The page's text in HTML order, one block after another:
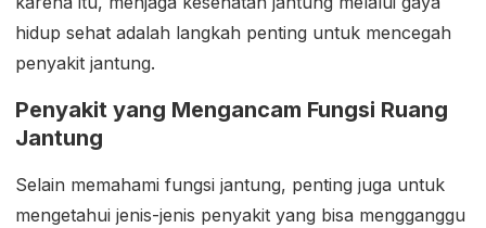
hidup sehat adalah langkah penting untuk mencegah
penyakit jantung.
Penyakit yang Mengancam Fungsi Ruang
Jantung
Selain memahami fungsi jantung, penting juga untuk
mengetahui jenis-jenis penyakit yang bisa mengganggu